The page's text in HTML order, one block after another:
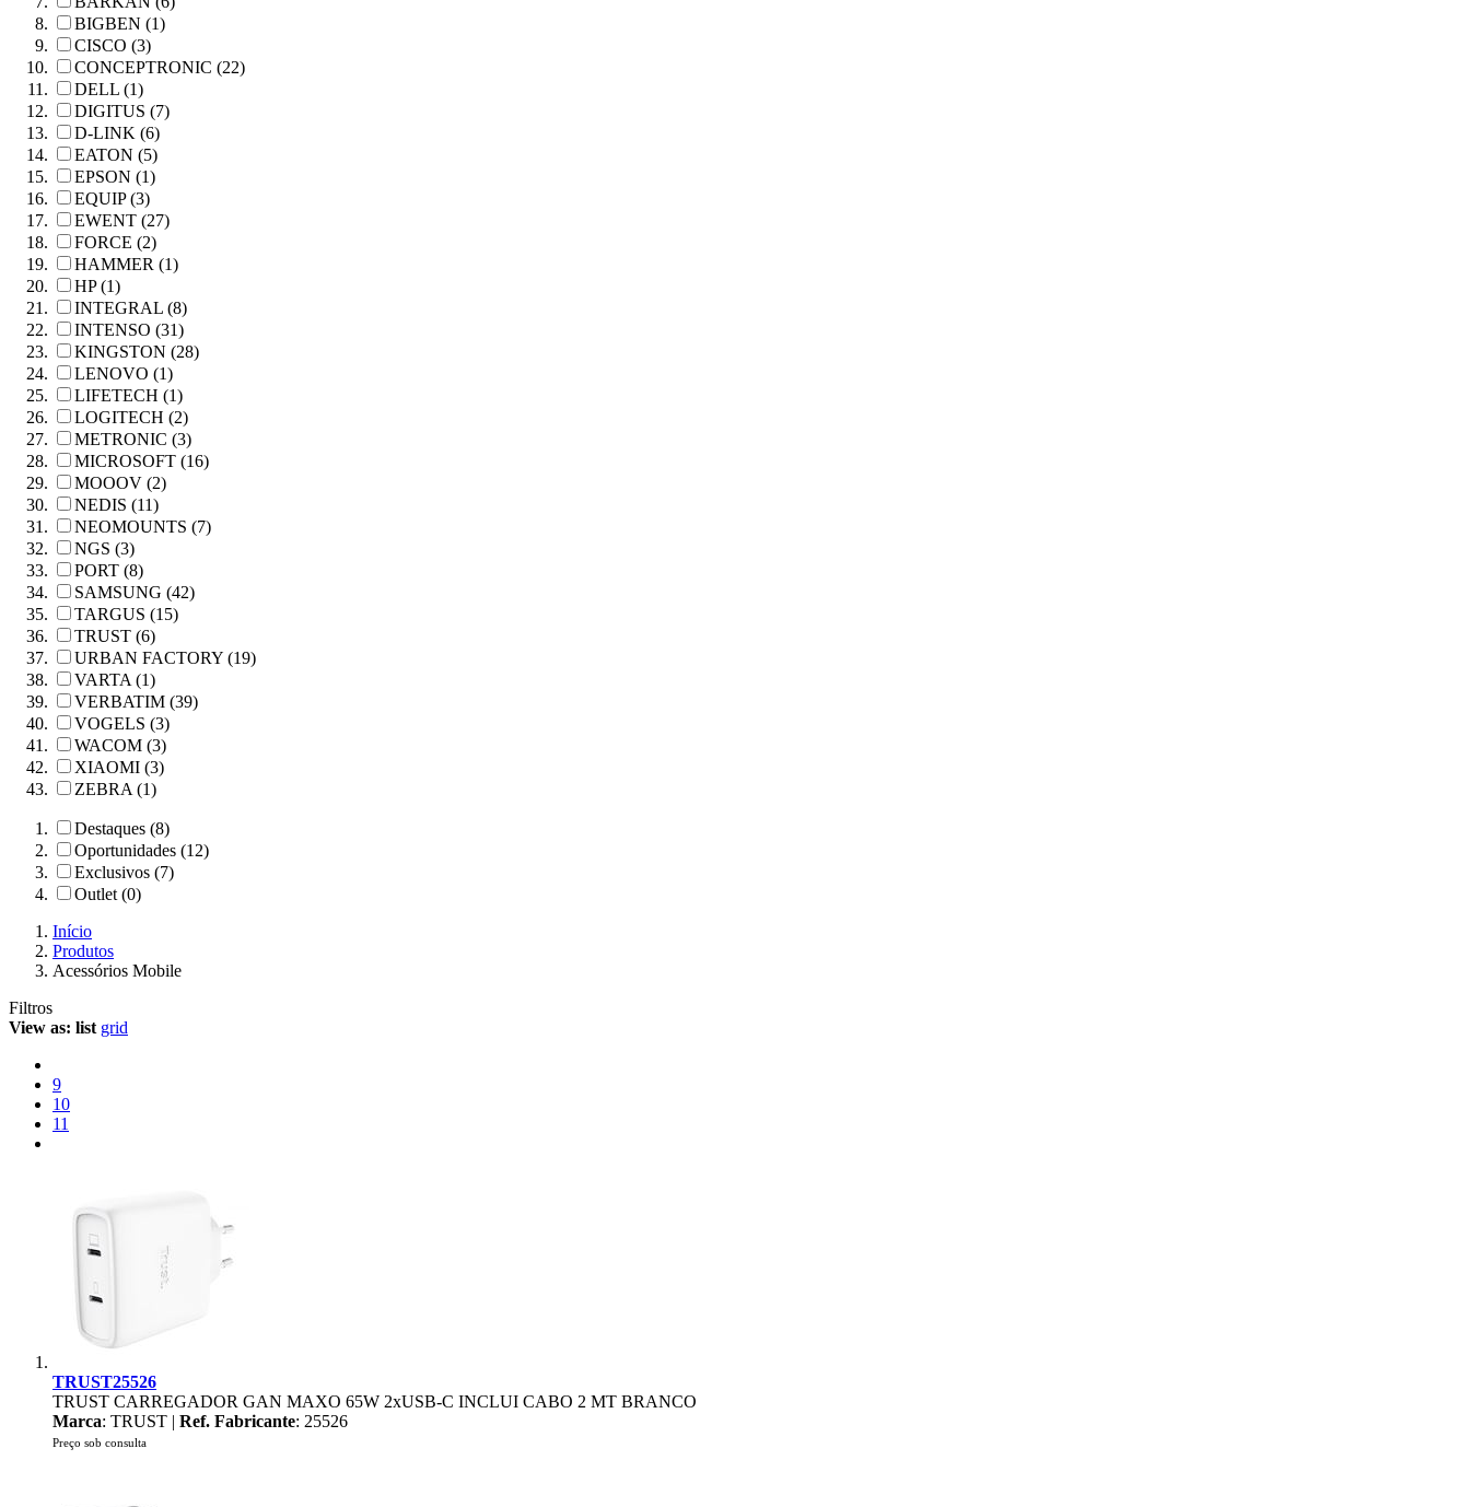
BIGBEN (1)
CISCO (3)
CONCEPTRONIC (22)
DELL (1)
DIGITUS (7)
D-LINK (6)
EATON (5)
EPSON (1)
EQUIP (3)
EWENT (27)
FORCE (2)
HAMMER (1)
HP (1)
INTEGRAL (8)
INTENSO (31)
KINGSTON (28)
LENOVO (1)
LIFETECH (1)
LOGITECH (2)
METRONIC (3)
MICROSOFT (16)
MOOOV (2)
NEDIS (11)
NEOMOUNTS (7)
NGS (3)
PORT (8)
SAMSUNG (42)
TARGUS (15)
TRUST (6)
URBAN FACTORY (19)
VARTA (1)
VERBATIM (39)
VOGELS (3)
WACOM (3)
XIAOMI (3)
ZEBRA (1)
Destaques (8)
Oportunidades (12)
Exclusivos (7)
Outlet (0)
Início
Produtos
Acessórios Mobile
Filtros
View as: list grid
9
10
11
TRUST25526
TRUST CARREGADOR GAN MAXO 65W 2xUSB-C INCLUI CABO 2 MT BRANCO
Marca: TRUST | Ref. Fabricante: 25526
Preço sob consulta